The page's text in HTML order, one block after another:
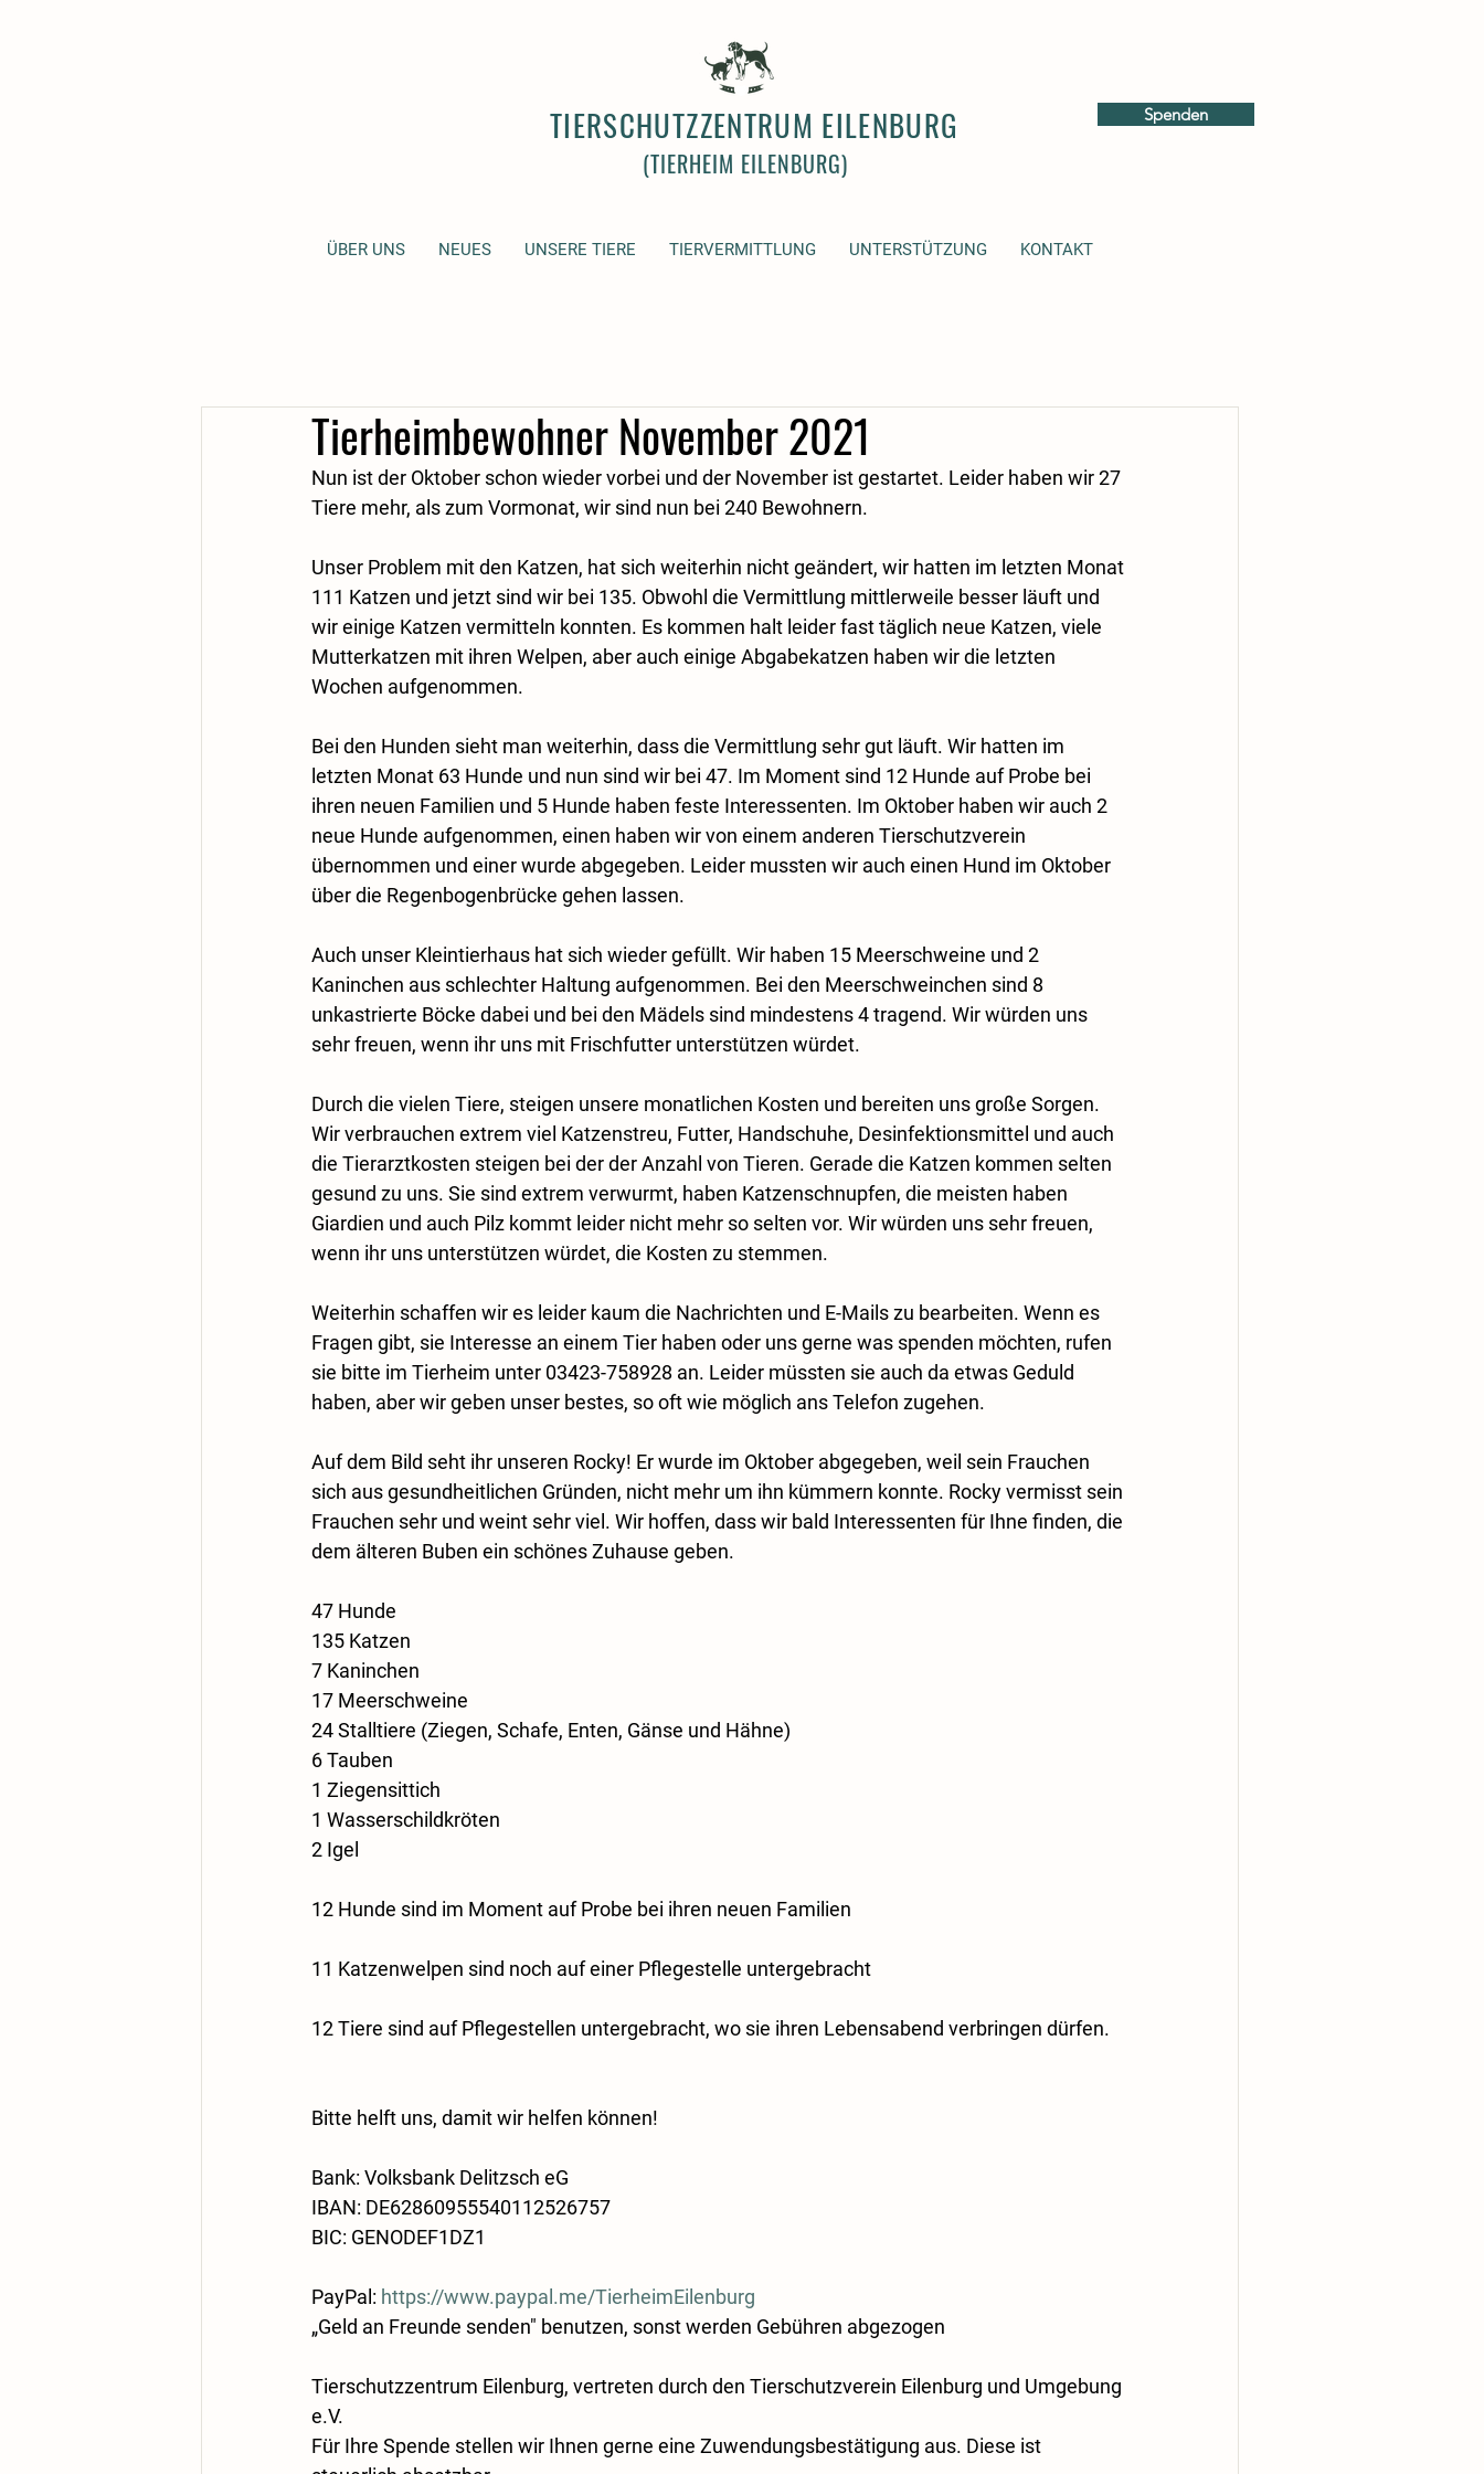
TIERSCHUTZZENTRUM EILENBURG
(TIERHEIM EILENBURG)
Spenden
ÜBER UNS NEUES UNSERE TIERE TIERVERMITTLUNG UNTERSTÜTZUNG KONTAKT
Tierheimbewohner November 2021
Nun ist der Oktober schon wieder vorbei und der November ist gestartet. Leider haben wir 27
Tiere mehr, als zum Vormonat, wir sind nun bei 240 Bewohnern.
Unser Problem mit den Katzen, hat sich weiterhin nicht geändert, wir hatten im letzten Monat
111 Katzen und jetzt sind wir bei 135. Obwohl die Vermittlung mittlerweile besser läuft und
wir einige Katzen vermitteln konnten. Es kommen halt leider fast täglich neue Katzen, viele
Mutterkatzen mit ihren Welpen, aber auch einige Abgabekatzen haben wir die letzten
Wochen aufgenommen.
Bei den Hunden sieht man weiterhin, dass die Vermittlung sehr gut läuft. Wir hatten im
letzten Monat 63 Hunde und nun sind wir bei 47. Im Moment sind 12 Hunde auf Probe bei
ihren neuen Familien und 5 Hunde haben feste Interessenten. Im Oktober haben wir auch 2
neue Hunde aufgenommen, einen haben wir von einem anderen Tierschutzverein
übernommen und einer wurde abgegeben. Leider mussten wir auch einen Hund im Oktober
über die Regenbogenbrücke gehen lassen.
Auch unser Kleintierhaus hat sich wieder gefüllt. Wir haben 15 Meerschweine und 2
Kaninchen aus schlechter Haltung aufgenommen. Bei den Meerschweinchen sind 8
unkastrierte Böcke dabei und bei den Mädels sind mindestens 4 tragend. Wir würden uns
sehr freuen, wenn ihr uns mit Frischfutter unterstützen würdet.
Durch die vielen Tiere, steigen unsere monatlichen Kosten und bereiten uns große Sorgen.
Wir verbrauchen extrem viel Katzenstreu, Futter, Handschuhe, Desinfektionsmittel und auch
die Tierarztkosten steigen bei der der Anzahl von Tieren. Gerade die Katzen kommen selten
gesund zu uns. Sie sind extrem verwurmt, haben Katzenschnupfen, die meisten haben
Giardien und auch Pilz kommt leider nicht mehr so selten vor. Wir würden uns sehr freuen,
wenn ihr uns unterstützen würdet, die Kosten zu stemmen.
Weiterhin schaffen wir es leider kaum die Nachrichten und E-Mails zu bearbeiten. Wenn es
Fragen gibt, sie Interesse an einem Tier haben oder uns gerne was spenden möchten, rufen
sie bitte im Tierheim unter 03423-758928 an. Leider müssten sie auch da etwas Geduld
haben, aber wir geben unser bestes, so oft wie möglich ans Telefon zugehen.
Auf dem Bild seht ihr unseren Rocky! Er wurde im Oktober abgegeben, weil sein Frauchen
sich aus gesundheitlichen Gründen, nicht mehr um ihn kümmern konnte. Rocky vermisst sein
Frauchen sehr und weint sehr viel. Wir hoffen, dass wir bald Interessenten für Ihne finden, die
dem älteren Buben ein schönes Zuhause geben.
47 Hunde
135 Katzen
7 Kaninchen
17 Meerschweine
24 Stalltiere (Ziegen, Schafe, Enten, Gänse und Hähne)
6 Tauben
1 Ziegensittich
1 Wasserschildkröten
2 Igel
12 Hunde sind im Moment auf Probe bei ihren neuen Familien
11 Katzenwelpen sind noch auf einer Pflegestelle untergebracht
12 Tiere sind auf Pflegestellen untergebracht, wo sie ihren Lebensabend verbringen dürfen.
Bitte helft uns, damit wir helfen können!
Bank: Volksbank Delitzsch eG
IBAN: DE62860955540112526757
BIC: GENODEF1DZ1
PayPal: https://www.paypal.me/TierheimEilenburg
„Geld an Freunde senden" benutzen, sonst werden Gebühren abgezogen
Tierschutzzentrum Eilenburg, vertreten durch den Tierschutzverein Eilenburg und Umgebung
e.V.
Für Ihre Spende stellen wir Ihnen gerne eine Zuwendungsbestätigung aus. Diese ist